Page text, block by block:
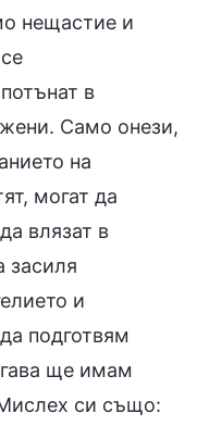
нещастие и
в
Само онези,
на
могат да
влязат в
засиля
и
подготвям
ще имам
си също: